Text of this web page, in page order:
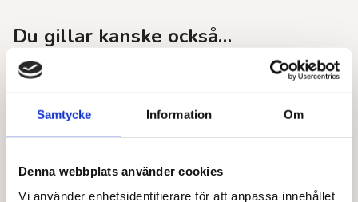
Samtycke Information Om
Denna webbplats använder cookies
Vi använder enhetsidentifierare för att anpassa innehållet
Du gillar kanske också…